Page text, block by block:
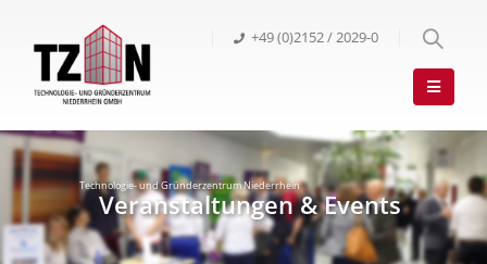
+49 (0)2152 / 2029-0